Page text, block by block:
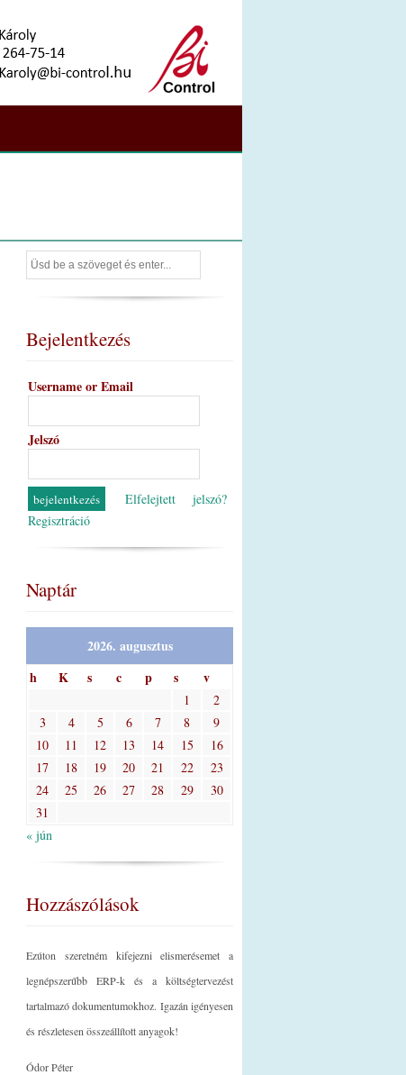
Bejelentkezés
Username or Email
Jelszó
Elfelejtett jelszó?
Regisztráció
Naptár
2026. augusztus
h
K s c p s v
1
2
3
4 5 6 7 8
9
10
11 12 13 14 15
16
17
18 19 20 21 22
23
24
25 26 27 28 29
30
31
« jún
Hozzászólások
Ezúton szeretném kifejezni elismerésemet a
legnépszerűbb ERP-k és a költségtervezést
tartalmazó dokumentumokhoz. Igazán igényesen
és részletesen összeállított anyagok!
Ódor Péter